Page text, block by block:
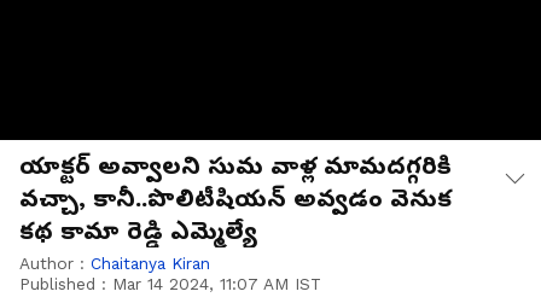
యాక్టర్‌ అవ్వాలని సుమ వాళ్ల మామదగ్గరికి
వచ్చా, కానీ..పొలిటీషియన్‌ అవ్వడం వెనుక
కథ కామా రెడ్డి ఎమ్మెల్యే
Author : Chaitanya Kiran
Published : Mar 14 2024, 11:07 AM IST